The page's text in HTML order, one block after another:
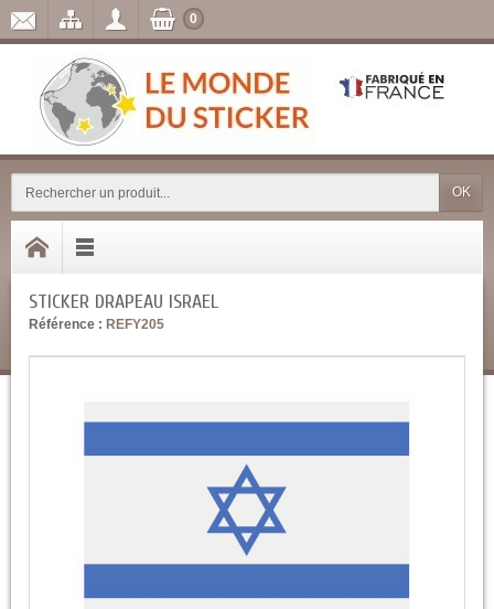
OK
0
STICKER DRAPEAU ISRAEL
Référence : REFY205